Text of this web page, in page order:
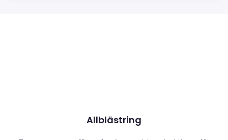
Allblästring